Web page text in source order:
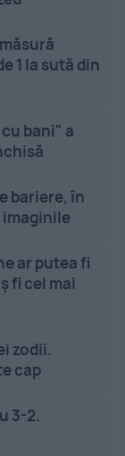
1 la sută din
bani" a
bariere, în
imaginile
ar putea fi
fi cel mai
zodii.
cap
3-2.